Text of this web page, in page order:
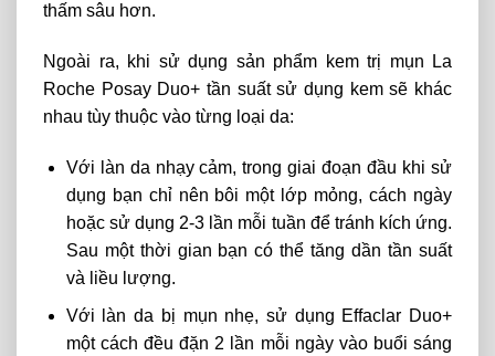
thấm sâu hơn.
Ngoài ra, khi sử dụng sản phẩm kem trị mụn La
Roche Posay Duo+ tần suất sử dụng kem sẽ khác
nhau tùy thuộc vào từng loại da:
Với làn da nhạy cảm, trong giai đoạn đầu khi sử
dụng bạn chỉ nên bôi một lớp mỏng, cách ngày
hoặc sử dụng 2-3 lần mỗi tuần để tránh kích ứng.
Sau một thời gian bạn có thể tăng dần tần suất
và liều lượng.
Với làn da bị mụn nhẹ, sử dụng Effaclar Duo+
một cách đều đặn 2 lần mỗi ngày vào buổi sáng